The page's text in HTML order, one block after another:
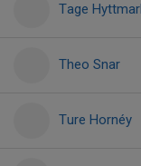
Tage
Theo Snar
Ture Hornéy